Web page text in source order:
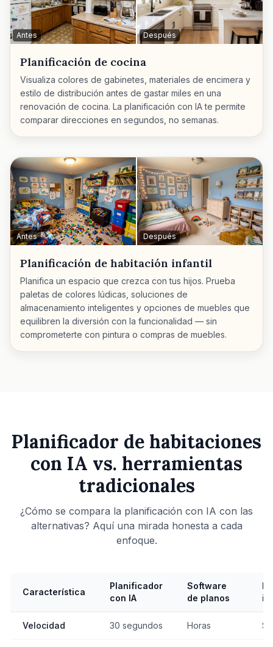
Antes Después
Planificación de cocina
Visualiza colores de gabinetes, materiales de encimera y
estilo de distribución antes de gastar miles en una
renovación de cocina. La planificación con IA te permite
comparar direcciones en segundos, no semanas.
Antes Después
Planificación de habitación infantil
Planifica un espacio que crezca con tus hijos. Prueba
paletas de colores lúdicas, soluciones de
almacenamiento inteligentes y opciones de muebles que
equilibren la diversión con la funcionalidad — sin
comprometerte con pintura o compras de muebles.
Planificador de habitaciones
con IA vs. herramientas
tradicionales
¿Cómo se compara la planificación con IA con las
alternativas? Aquí una mirada honesta a cada
enfoque.
Característica
Planificador
con IA
Software
de planos
Velocidad 30 segundos Horas